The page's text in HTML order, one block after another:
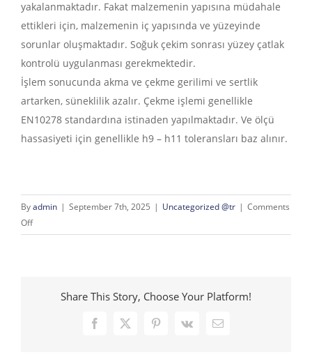
yakalanmaktadır. Fakat malzemenin yapısına müdahale
ettikleri için, malzemenin iç yapısında ve yüzeyinde
sorunlar oluşmaktadır. Soğuk çekim sonrası yüzey çatlak
kontrolü uygulanması gerekmektedir.
İşlem sonucunda akma ve çekme gerilimi ve sertlik
artarken, süneklilik azalır. Çekme işlemi genellikle
EN10278 standardına istinaden yapılmaktadır. Ve ölçü
hassasiyeti için genellikle h9 – h11 toleransları baz alınır.
Byadmin | September 7th, 2025 | Uncategorized @tr | Comments
Offon
Soğuk
Share This Story, Choose Your Platform!
Facebook
X Pinterest
Vk Email